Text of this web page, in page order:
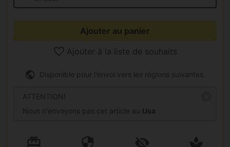
Ajouter au panier
Ajouter à la liste de souhaits
Disponible pour l'envoi vers les régions suivantes.
ATTENTION!
Nous n'envoyons pas cet article au Usa